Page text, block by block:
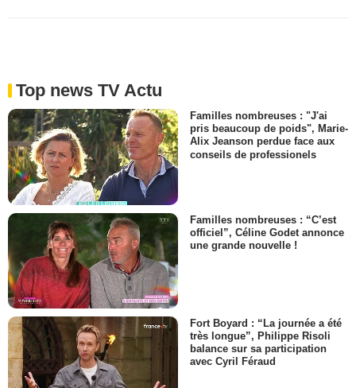
Top news TV Actu
Familles nombreuses : "J'ai
pris beaucoup de poids", Marie-
Alix Jeanson perdue face aux
conseils de professionels
Familles nombreuses : “C’est
officiel”, Céline Godet annonce
une grande nouvelle !
Fort Boyard : “La journée a été
très longue”, Philippe Risoli
balance sur sa participation
avec Cyril Féraud